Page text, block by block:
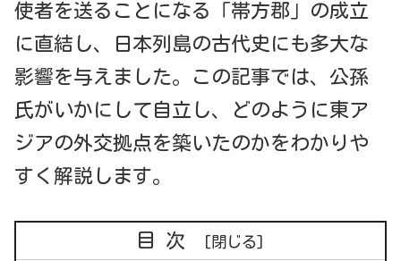
使者を送ることになる「帯方郡」の成立
に直結し、日本列島の古代史にも多大な
影響を与えました。この記事では、公孫
氏がいかにして自立し、どのように東ア
ジアの外交拠点を築いたのかをわかりや
すく解説します。
目次